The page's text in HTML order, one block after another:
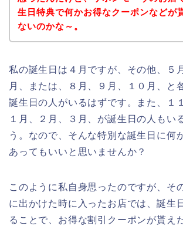
生日特典で何かお得なクーポンなどが
ないのかな～。
私の誕生日は４月ですが、その他、５
月、または、８月、９月、１０月、と
誕生日の人がいるはずです。また、１
１月、２月、３月、が誕生日の人もい
う。なので、そんな特別な誕生日に何
あってもいいと思いませんか？
このように私自身思ったのですが、そ
に出かけた時に入ったお店では、誕生
ることで、お得な割引クーポンが貰え